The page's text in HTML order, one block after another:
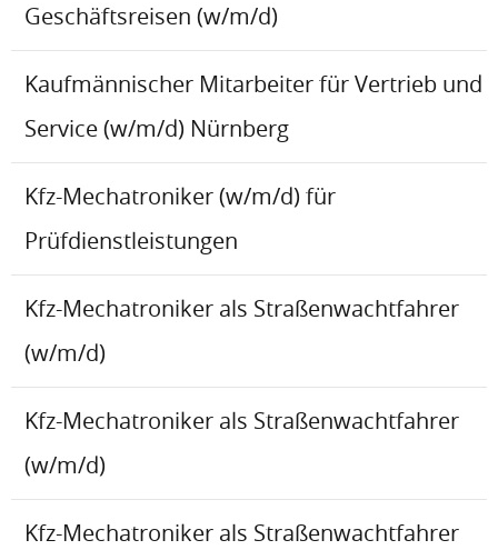
Geschäftsreisen (w/m/d)
Kaufmännischer Mitarbeiter für Vertrieb und
Service (w/m/d) Nürnberg
Kfz-Mechatroniker (w/m/d) für
Prüfdienstleistungen
Kfz-Mechatroniker als Straßenwachtfahrer
(w/m/d)
Kfz-Mechatroniker als Straßenwachtfahrer
(w/m/d)
Kfz-Mechatroniker als Straßenwachtfahrer